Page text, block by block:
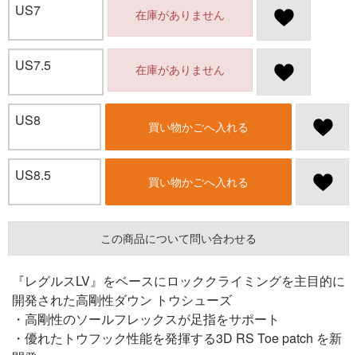
US7 在庫がありません
US7.5 在庫がありません
US8 買い物かごへ入れる
US8.5 買い物かごへ入れる
この商品について問い合わせる
『レグルスLV』をベースにロッククライミングを主目的に
開発された高剛性ダウン トウシューズ
・高剛性のソールフレックスが足指をサポート
・優れたトウフック性能を発揮する3D RS Toe patch を新